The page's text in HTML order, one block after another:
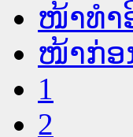
ໜ້າທໍາ
ໜ້າກ່ອ
1
2